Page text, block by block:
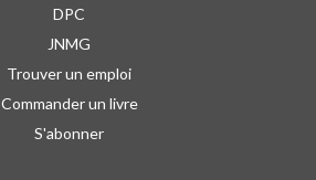
DPC
JNMG
Trouver un emploi
Commander un livre
S'abonner